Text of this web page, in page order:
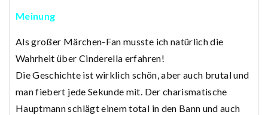
Meinung
Als großer Märchen-Fan musste ich natürlich die
Wahrheit über Cinderella erfahren!
Die Geschichte ist wirklich schön, aber auch brutal und
man fiebert jede Sekunde mit. Der charismatische
Hauptmann schlägt einem total in den Bann und auch